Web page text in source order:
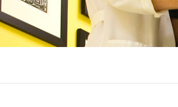
Pagar Factura Contáctenos